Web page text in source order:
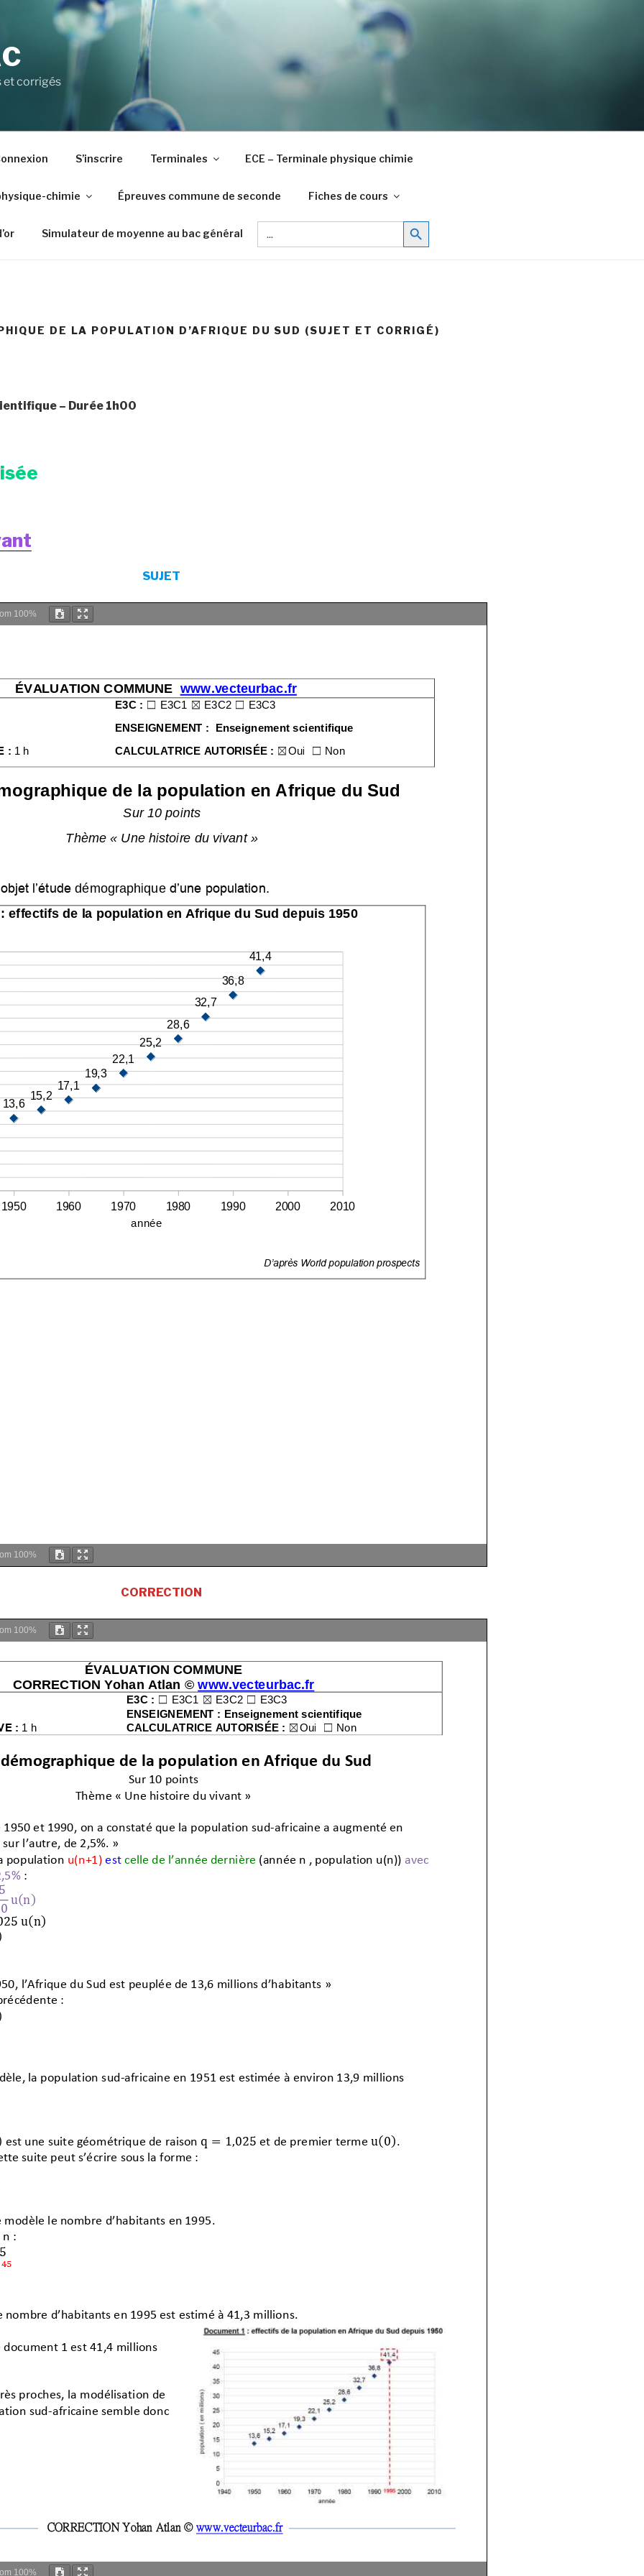
et corrigés
S’inscrire Terminales ECE – Terminale physique chimie
chimie Épreuves commune de seconde Fiches de cours
Simulateur de moyenne au bac général
Search
for:
Search Button
DE LA POPULATION D’AFRIQUE DU SUD (SUJET ET CORRIGÉ)
– Durée 1h00
SUJET
100%
100%
CORRECTION
100%
100%